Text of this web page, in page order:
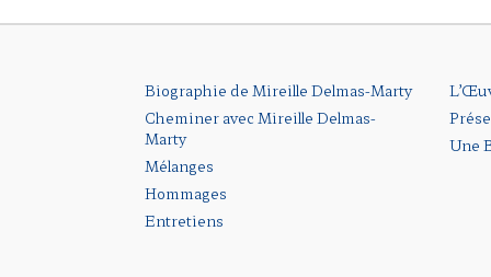
Biographie de Mireille Delmas-Marty
Cheminer avec Mireille Delmas-
Marty
Mélanges
Hommages
Entretiens
Une